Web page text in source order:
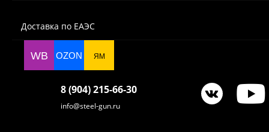
Доставка по ЕАЭС
WB OZON ЯМ
8 (904) 215-66-30
info@steel-gun.ru